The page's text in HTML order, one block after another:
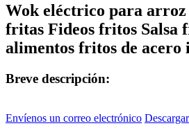
Wok eléctrico para
fritas Fideos fritos Salsa
alimentos fritos de acero
Breve descripción:
Envíenos un correo electrónico